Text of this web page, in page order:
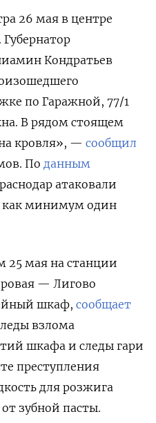
26 мая в центре
Кондратьев
по Гаражной, 77/1
В рядом стоящем
кровля», — сообщил
По данным
атаковали
как минимум один
25 мая на станции
— Лигово
шкаф, сообщает
взлома
шкафа и следы гари
преступления
для розжига
зубной пасты.